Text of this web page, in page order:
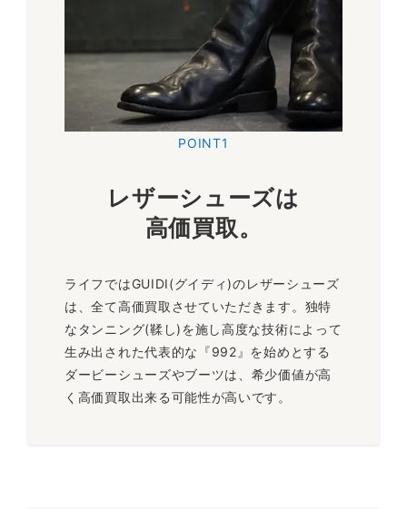
ら、グイディならではの重厚で高級感漂うデザインは買取相場
～35,000円買取
ースブーツ。中古ブーツの市場でも人気の高いコードバン素材
ですので高価買取が期待できます。
～60,000円買取
POINT1
レザーシューズは
高価買取。
ライフではGUIDI(グイディ)のレザーシューズ
は、全て高価買取させていただきます。独特
なタンニング(鞣し)を施し高度な技術によって
生み出された代表的な『992』を始めとする
ダービーシューズやブーツは、希少価値が高
く高価買取出来る可能性が高いです。